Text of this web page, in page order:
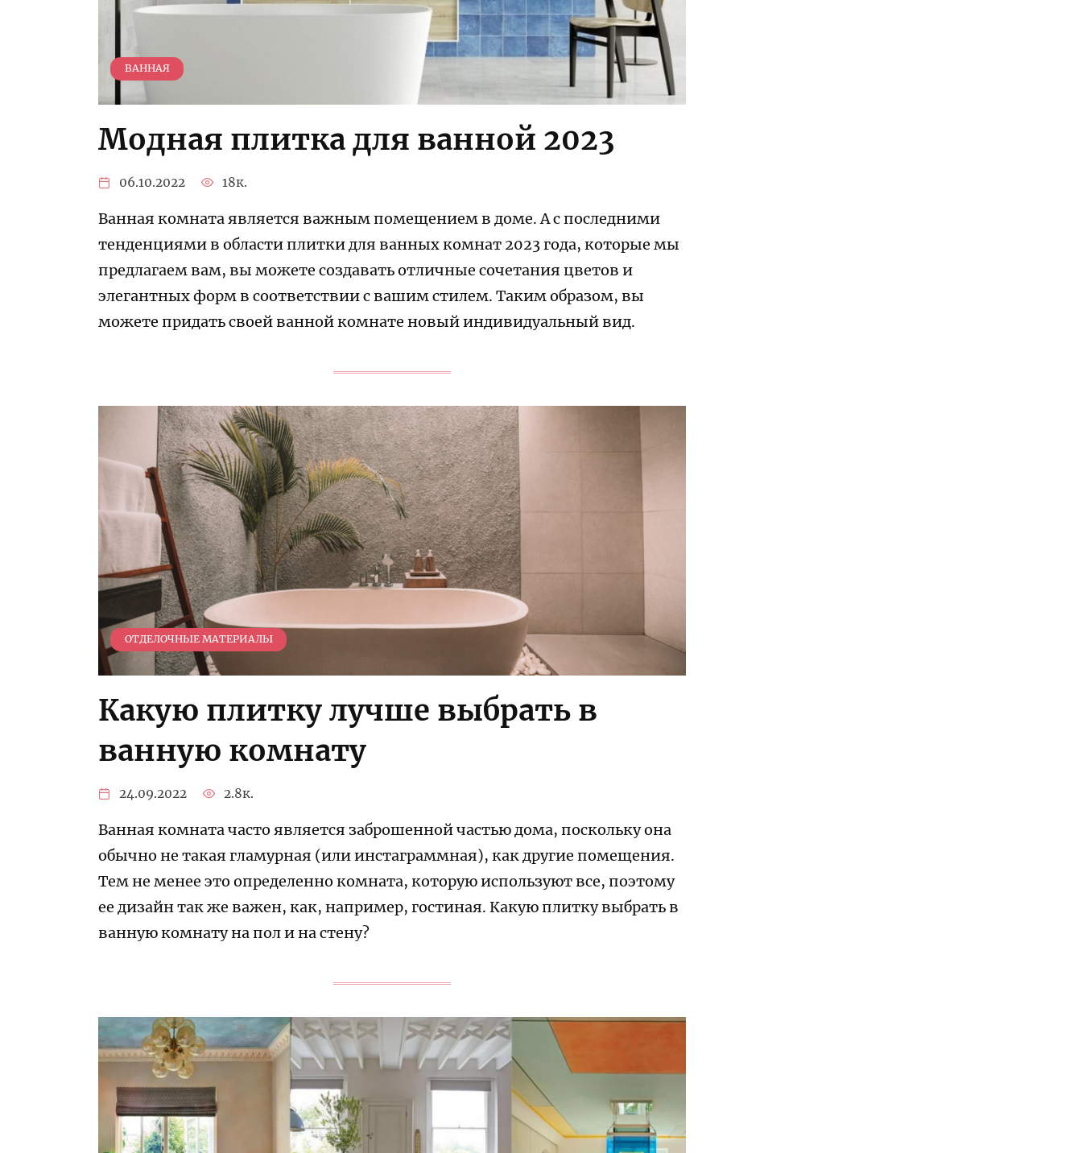
ВАННАЯ
Модная плитка для ванной 2023
06.10.2022 18к.
Ванная комната является важным помещением в доме. А с последними
тенденциями в области плитки для ванных комнат 2023 года, которые мы
предлагаем вам, вы можете создавать отличные сочетания цветов и
элегантных форм в соответствии с вашим стилем. Таким образом, вы
можете придать своей ванной комнате новый индивидуальный вид.
ОТДЕЛОЧНЫЕ МАТЕРИАЛЫ
Какую плитку лучше выбрать в
ванную комнату
24.09.2022 2.8к.
Ванная комната часто является заброшенной частью дома, поскольку она
обычно не такая гламурная (или инстаграммная), как другие помещения.
Тем не менее это определенно комната, которую используют все, поэтому
ее дизайн так же важен, как, например, гостиная. Какую плитку выбрать в
ванную комнату на пол и на стену?